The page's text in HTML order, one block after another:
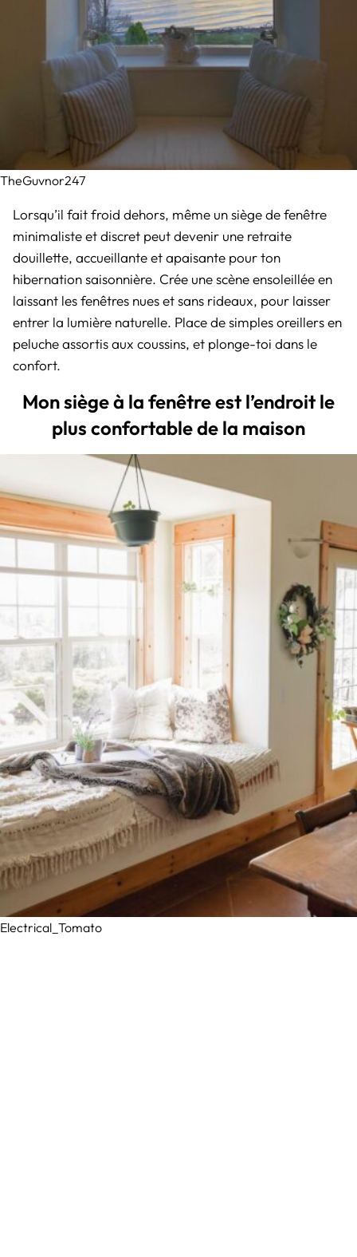
TheGuvnor247
Lorsqu’il fait froid dehors, même un siège de fenêtre
minimaliste et discret peut devenir une retraite
douillette, accueillante et apaisante pour ton
hibernation saisonnière. Crée une scène ensoleillée en
laissant les fenêtres nues et sans rideaux, pour laisser
entrer la lumière naturelle. Place de simples oreillers en
peluche assortis aux coussins, et plonge-toi dans le
confort.
Mon siège à la fenêtre est l’endroit le
plus confortable de la maison
Electrical_Tomato